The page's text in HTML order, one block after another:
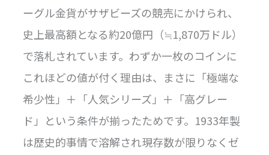
ーグル金貨がサザビーズの競売にかけられ、
史上最高額となる約20億円（≒1,870万ドル）
で落札されています。わずか一枚のコインに
これほどの値が付く理由は、まさに「極端な
希少性」＋「人気シリーズ」＋「高グレー
ド」という条件が揃ったためです。1933年製
は歴史的事情で溶解され現存数が限りなくゼ